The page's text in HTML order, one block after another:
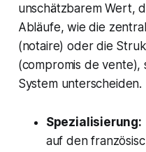
unschätzbarem Wert,
Abläufe, wie die
(notaire) oder die
(compromis de vente),
System unterscheiden.
Spezialisierung:
auf den